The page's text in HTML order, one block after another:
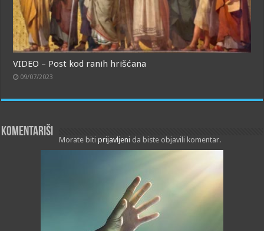
VIDEO – Post kod ranih hrišćana
09/07/2023
Komentariši
Morate bitiprijavljeni da biste objavili komentar.